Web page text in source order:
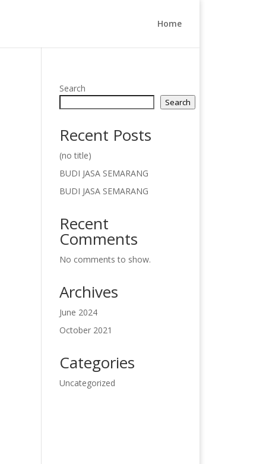
Home
Search
Search
Recent Posts
(no title)
BUDI JASA SEMARANG
BUDI JASA SEMARANG
Recent
Comments
No comments to show.
Archives
June 2024
October 2021
Categories
Uncategorized